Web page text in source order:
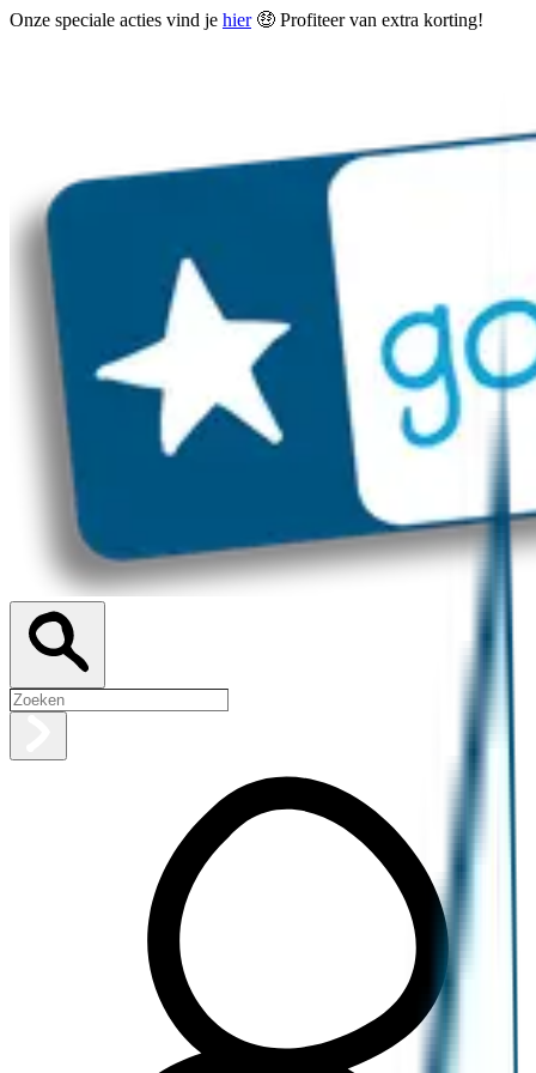
Onze speciale acties vind je hier🤑 Profiteer van extra korting!